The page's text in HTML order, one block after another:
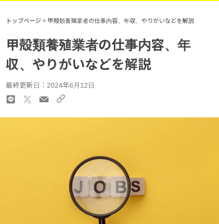
トップページ > 甲殻類養殖業者の仕事内容、年収、やりがいなどを解説
甲殻類養殖業者の仕事内容、年
収、やりがいなどを解説
最終更新日：2024年6月12日